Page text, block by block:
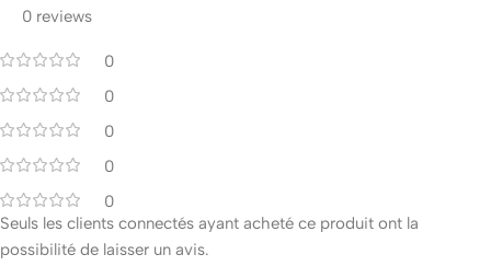
0 reviews
0
0
0
0
0
Seuls les clients connectés ayant acheté ce produit ont la
possibilité de laisser un avis.